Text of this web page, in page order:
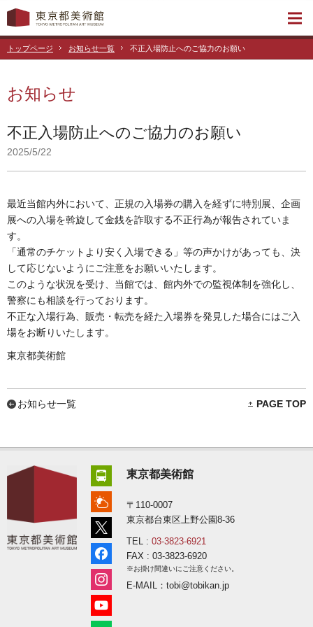
トップページ お知らせ一覧 不正入場防止へのご協力のお願い
お知らせ
不正入場防止へのご協力のお願い
2025/5/22
最近当館内外において、正規の入場券の購入を経ずに特別展、企画
展への入場を斡旋して金銭を詐取する不正行為が報告されていま
す。
「通常のチケットより安く入場できる」等の声かけがあっても、決
して応じないようにご注意をお願いいたします。
このような状況を受け、当館では、館内外での監視体制を強化し、
警察にも相談を⾏っております。
不正な入場行為、販売・転売を経た⼊場券を発⾒した場合にはご⼊
場をお断りいたします。
東京都美術館
お知らせ一覧 PAGE TOP
東京都美術館
〒110-0007
東京都台東区上野公園8-36
TEL : 03-3823-6921
FAX : 03-3823-6920
※お掛け間違いにご注意ください。
E-MAIL：tobi@tobikan.jp